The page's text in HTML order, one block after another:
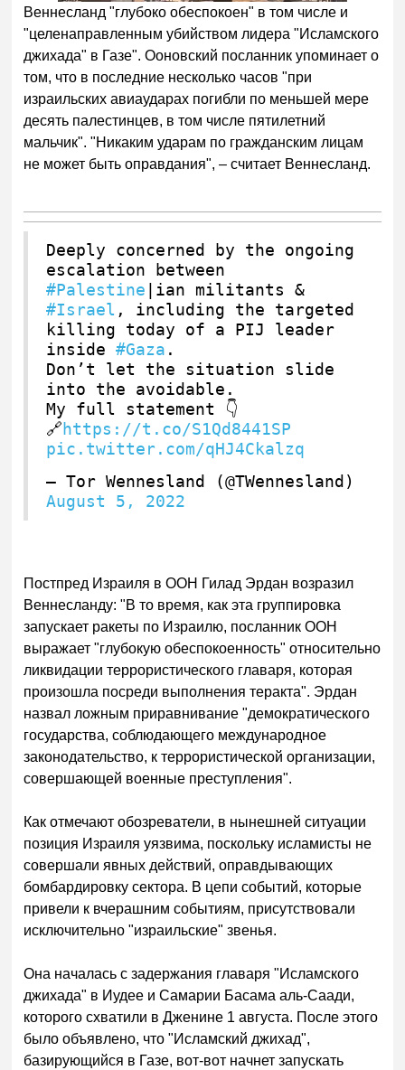
Веннесланд "глубоко обеспокоен" в том числе и
"целенаправленным убийством лидера "Исламского
джихада" в Газе". Ооновский посланник упоминает о
том, что в последние несколько часов "при
израильских авиаударах погибли по меньшей мере
десять палестинцев, в том числе пятилетний
мальчик". "Никаким ударам по гражданским лицам
не может быть оправдания", – считает Веннесланд.
Deeply concerned by the ongoing
escalation between
#Palestine |ian militants &
#Israel , including the targeted
killing today of a PIJ leader
inside#Gaza .
Don’t let the situation slide
into the avoidable.
My full statement 👇
🔗https://t.co/S1Qd8441SP
pic.twitter.com/qHJ4Ckalzq
— Tor Wennesland (@TWennesland)
August 5, 2022
Постпред Израиля в ООН Гилад Эрдан возразил
Веннесланду: "В то время, как эта группировка
запускает ракеты по Израилю, посланник ООН
выражает "глубокую обеспокоенность" относительно
ликвидации террористического главаря, которая
произошла посреди выполнения теракта". Эрдан
назвал ложным приравнивание "демократического
государства, соблюдающего международное
законодательство, к террористической организации,
совершающей военные преступления".
Как отмечают обозреватели, в нынешней ситуации
позиция Израиля уязвима, поскольку исламисты не
совершали явных действий, оправдывающих
бомбардировку сектора. В цепи событий, которые
привели к вчерашним событиям, присутствовали
исключительно "израильские" звенья.
Она началась с задержания главаря "Исламского
джихада" в Иудее и Самарии Басама аль-Саади,
которого схватили в Дженине 1 августа. После этого
было объявлено, что "Исламский джихад",
базирующийся в Газе, вот-вот начнет запускать